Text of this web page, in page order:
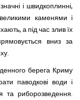
і швидкоплинні,
каменями і
а під час злив їх
вниз за
берега Криму
паводкові води і
та риборозведення.